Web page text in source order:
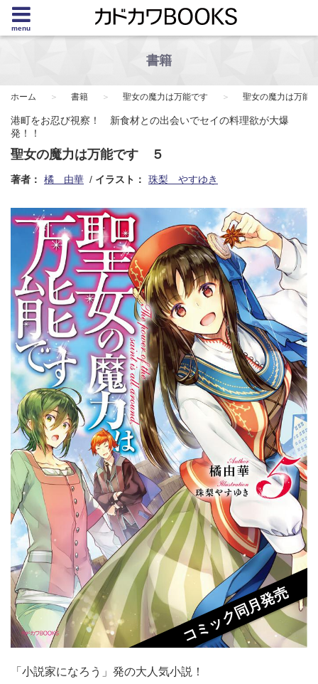
menu
書籍
ホーム 書籍 聖女の魔力は万能です 聖女の魔力は万能
港町をお忍び視察！ 新食材との出会いでセイの料理欲が大爆
発！！
聖女の魔力は万能です ５
著者： 橘 由華 イラスト： 珠梨 やすゆき
コミック同月発売
「小説家になろう」発の大人気小説！